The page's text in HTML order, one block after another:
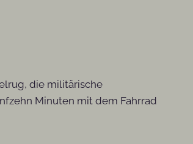
die militärische
Minuten mit dem Fahrrad